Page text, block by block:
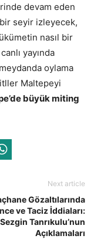
devam eden
seyir izleyecek,
nasıl bir
yayında
oylama
Maltepeyi
büyük miting
Next article
Gözaltılarında
ve Taciz İddiaları:
Sezgin Tanrıkulu’nun
Açıklamaları